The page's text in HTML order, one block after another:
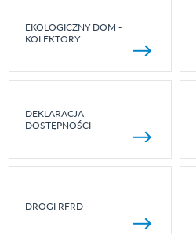
EKOLOGICZNY DOM -
KOLEKTORY
DEKLARACJA
DOSTĘPNOŚCI
DROGI RFRD